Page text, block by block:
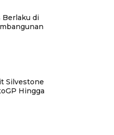
Berlaku di
Silvestone
Hingga